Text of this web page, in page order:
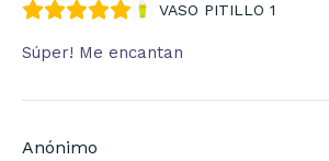
VASO PITILLO 1
Súper! Me encantan
Anónimo